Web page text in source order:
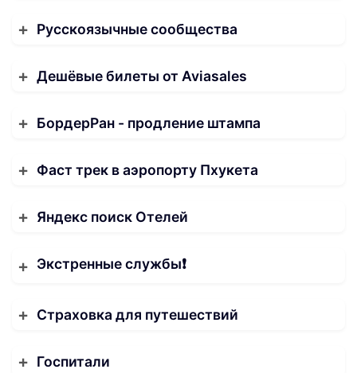
Русскоязычные сообщества
Дешёвые билеты от Aviasales
БордерРан - продление штампа
Фаст трек в аэропорту Пхукета
Яндекс поиск Отелей
Экстренные службы❗️
Страховка для путешествий
Госпитали